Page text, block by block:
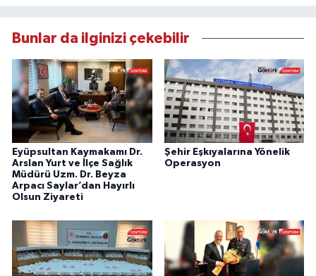
Bunlar da ilginizi çekebilir
Eyüpsultan Kaymakamı Dr.
Arslan Yurt ve İlçe Sağlık
Müdürü Uzm. Dr. Beyza
Arpacı Saylar’dan Hayırlı
Olsun Ziyareti
Şehir Eşkıyalarına Yönelik
Operasyon